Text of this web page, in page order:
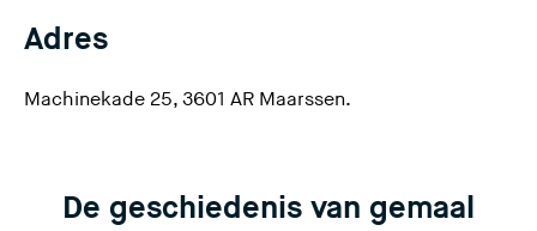
r
t
Adres
Machinekade 25, 3601 AR Maarssen.
De geschiedenis van gemaal